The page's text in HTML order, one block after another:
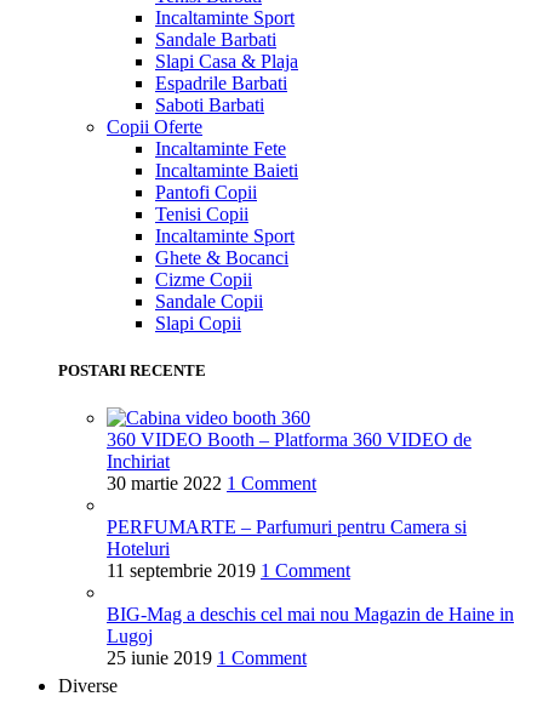
Incaltaminte Sport
Sandale Barbati
Slapi Casa & Plaja
Espadrile Barbati
Saboti Barbati
Copii Oferte
Incaltaminte Fete
Incaltaminte Baieti
Pantofi Copii
Tenisi Copii
Incaltaminte Sport
Ghete & Bocanci
Cizme Copii
Sandale Copii
Slapi Copii
POSTARI RECENTE
360 VIDEO Booth – Platforma 360 VIDEO de
Inchiriat
30 martie 2022 1 Comment
PERFUMARTE – Parfumuri pentru Camera si
Hoteluri
11 septembrie 2019 1 Comment
BIG-Mag a deschis cel mai nou Magazin de Haine in
Lugoj
25 iunie 2019 1 Comment
Diverse